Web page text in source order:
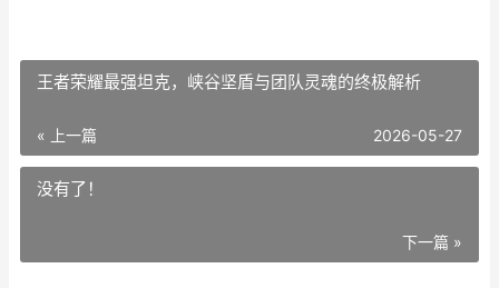
王者荣耀最强坦克，峡谷坚盾与团队灵魂的终极解析
« 上一篇 2026-05-27
没有了！
下一篇 »